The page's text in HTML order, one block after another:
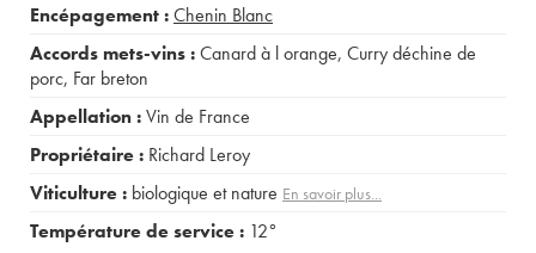
Encépagement :Chenin Blanc
Accords mets-vins :Canard à l orange, Curry déchine de
porc, Far breton
Appellation :Vin de France
Propriétaire : Richard Leroy
Viticulture : biologique et nature En savoir plus...
Température de service : 12°